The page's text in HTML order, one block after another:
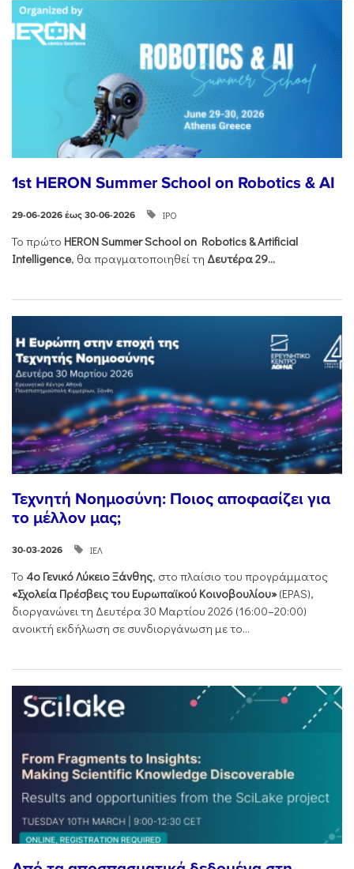
1st HERON Summer School on Robotics & AI
29-06-2026 έως 30-06-2026 ΙΡΟ
Το πρώτο HERONSummerSchool on Robotics &Artificial
Intelligence, θα πραγματοποιηθεί τη Δευτέρα 29...
Τεχνητή Νοημοσύνη: Ποιος αποφασίζει για
το μέλλον μας;
30-03-2026 ΙΕΛ
Το 4ο Γενικό Λύκειο Ξάνθης, στο πλαίσιο του προγράμματος
«Σχολεία Πρέσβεις του Ευρωπαϊκού Κοινοβουλίου»(EPAS),
διοργανώνει τη Δευτέρα 30 Μαρτίου 2026 (16:00–20:00)
ανοικτή εκδήλωση σε συνδιοργάνωση με το...